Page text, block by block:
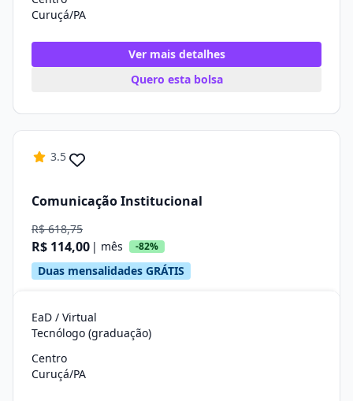
Curuçá/PA
Ver mais detalhes
Quero esta bolsa
3.5
Comunicação Institucional
R$ 618,75
R$ 114,00 | mês -82%
Duas mensalidades GRÁTIS
EaD / Virtual
Tecnólogo (graduação)
Centro
Curuçá/PA